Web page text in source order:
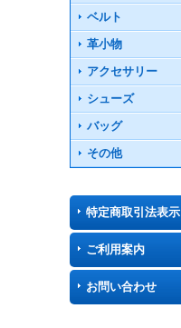
ベルト
革小物
アクセサリー
シューズ
バッグ
その他
特定商取引法表示
ご利用案内
お問い合わせ